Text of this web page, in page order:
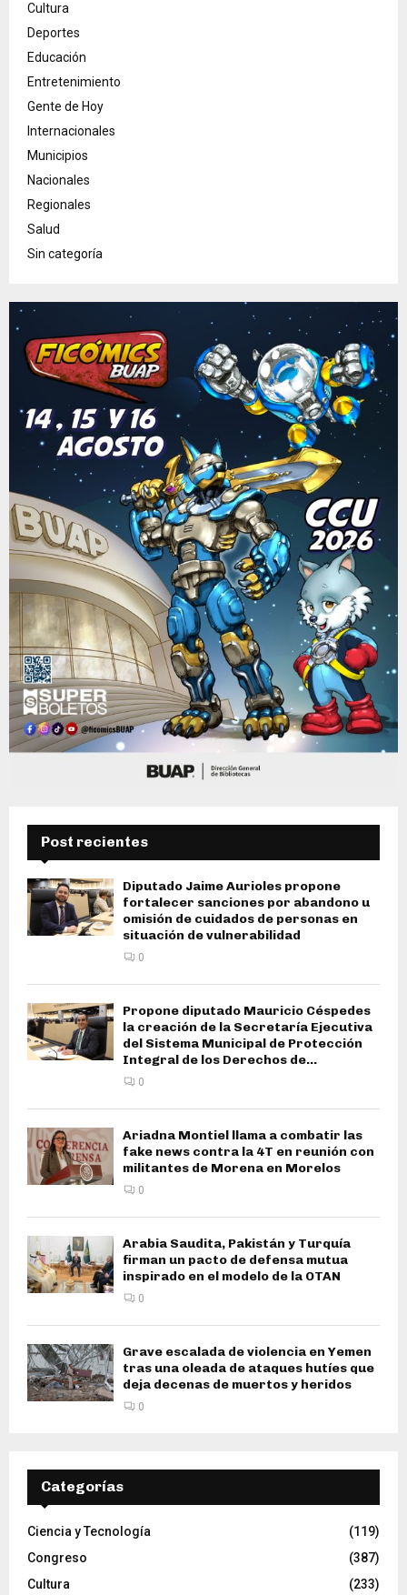
Cultura
Deportes
Educación
Entretenimiento
Gente de Hoy
Internacionales
Municipios
Nacionales
Regionales
Salud
Sin categoría
Post recientes
Diputado Jaime Aurioles propone
fortalecer sanciones por abandono u
omisión de cuidados de personas en
situación de vulnerabilidad
0
Propone diputado Mauricio Céspedes
la creación de la Secretaría Ejecutiva
del Sistema Municipal de Protección
Integral de los Derechos de...
0
Ariadna Montiel llama a combatir las
fake news contra la 4T en reunión con
militantes de Morena en Morelos
0
Arabia Saudita, Pakistán y Turquía
firman un pacto de defensa mutua
inspirado en el modelo de la OTAN
0
Grave escalada de violencia en Yemen
tras una oleada de ataques hutíes que
deja decenas de muertos y heridos
0
Categorías
Ciencia y Tecnología
(119)
Congreso
(387)
Cultura
(233)